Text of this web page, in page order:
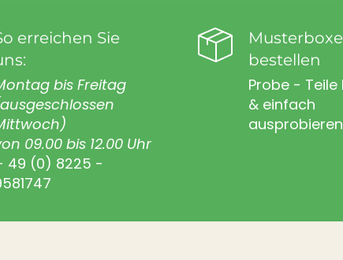
erreichen Sie
bis Freitag
09.00 bis 12.00 Uhr
49 (0) 8225 -
bestellen
Probe - Teile
& einfach
ausprobieren